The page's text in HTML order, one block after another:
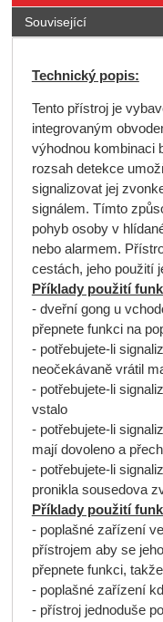
Související
Technický popis:
Tento přístroj je
integrovaným
výhodnou kombinaci
rozsah detekce
signalizovat jej
signálem. Tímto
pohyb osoby v
nebo alarmem.
cestách, jeho použití
Příklady použití
- dveřní gong u
přepnete funkci na
- potřebujete-li
neočekávaně vrátil
- potřebujete-li
vstalo
- potřebujete-li
mají dovoleno a
- potřebujete-li
pronikla sousedova
Příklady použití
- poplašné zařízení
přístrojem aby se
přepnete funkci,
- poplašné zařízení
- přístroj jednoduše